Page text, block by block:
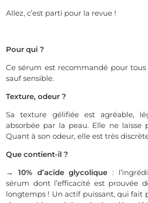
Allez, c’est parti pour la revue !
Pour qui ?
Ce sérum est recommandé pour tous
sauf sensible.
Texture, odeur ?
Sa texture gélifiée est agréable,
absorbée par la peau. Elle ne laisse
Quant à son odeur, elle est très
Que contient-il ?
→ 10% d’acide glycolique :
sérum dont l’efficacité est prouvée
longtemps ! Un actif puissant, qui fait